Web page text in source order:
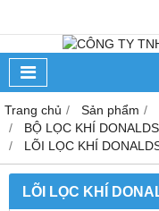
Trang chủ Sản phẩm
BỘ LỌC KHÍ
LÕI LỌC KHÍ
LÕI LỌC KHÍ